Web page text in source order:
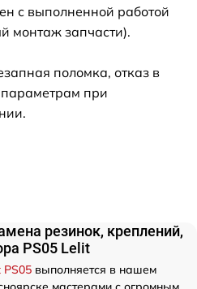
с выполненной работой
монтаж запчасти).
поломка, отказ в
параметрам при
резинок, креплений,
PS05 Lelit
PS05 выполняется в нашем